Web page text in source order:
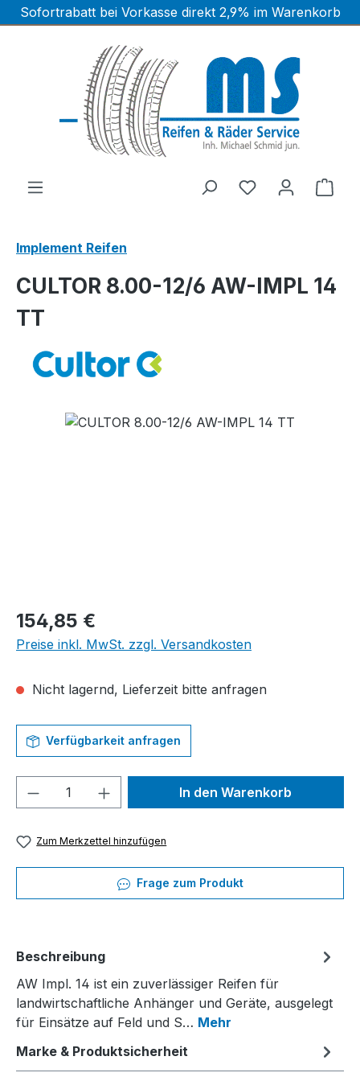
Zum Hauptinhalt springen
Sofortrabatt bei Vorkasse direkt 2,9% im Warenkorb
Implement Reifen
CULTOR 8.00-12/6 AW-IMPL 14
TT
Bildergalerie überspringen
Regulärer Preis:
154,85 €
Preise inkl. MwSt. zzgl. Versandkosten
Nicht lagernd, Lieferzeit bitte anfragen
Verfügbarkeit anfragen
Produkt Anzahl: Gib denIn den Warenkorb
Zum Merkzettel hinzufügen
Frage zum Produkt
Beschreibung
AW Impl. 14 ist ein zuverlässiger Reifen für
landwirtschaftliche Anhänger und Geräte, ausgelegt
für Einsätze auf Feld und S… Mehr
Marke & Produktsicherheit